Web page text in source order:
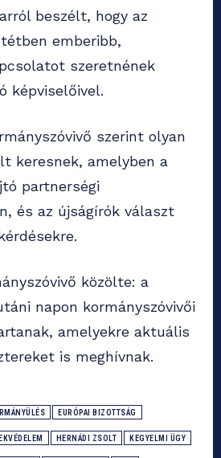
beszélt, hogy az
emberibb,
szeretnének
képviselőivel.
szerint olyan
keresnek, amelyben a
partnerségi
és az újságírók választ
közölte: a
napon kormányszóvivői
amelyekre aktuális
is meghívnak.
EURÓPAI BIZOTTSÁG
HERNÁDI ZSOLT KEGYELMI ÜGY